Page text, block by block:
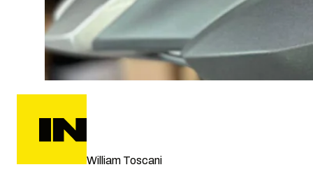
William Toscani